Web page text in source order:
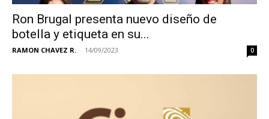
Ron Brugal presenta nuevo diseño de
botella y etiqueta en su...
RAMON CHAVEZ R. - 14/09/2023 0